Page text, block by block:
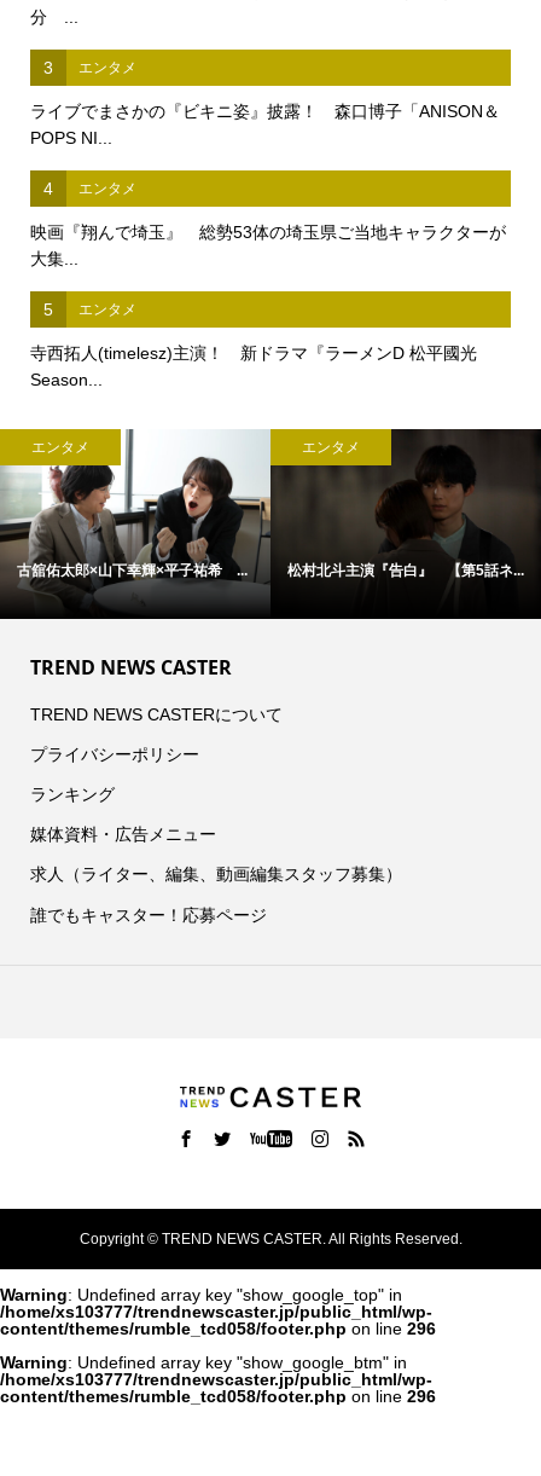
分 ...
3 エンタメ
ライブでまさかの『ビキニ姿』披露！ 森口博子「ANISON＆
POPS NI...
4 エンタメ
映画『翔んで埼玉』 総勢53体の埼玉県ご当地キャラクターが
大集...
5 エンタメ
寺西拓人(timelesz)主演！ 新ドラマ『ラーメンD 松平國光
Season...
エンタメ
アン・ハサウェイ×ユアン・マクレ...
エンタメ
松村北斗主演『告白』 本日21時
TREND NEWS CASTER
TREND NEWS CASTERについて
プライバシーポリシー
ランキング
媒体資料・広告メニュー
求人（ライター、編集、動画編集スタッフ募集）
誰でもキャスター！応募ページ
Copyright ©TREND NEWS CASTER. All Rights Reserved.
Warning: Undefined array key "show_google_top" in
/home/xs103777/trendnewscaster.jp/public_html/wp-
content/themes/rumble_tcd058/footer.php on line 296
Warning: Undefined array key "show_google_btm" in
/home/xs103777/trendnewscaster.jp/public_html/wp-
content/themes/rumble_tcd058/footer.php on line 296